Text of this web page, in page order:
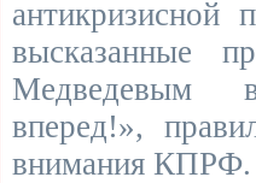
антикризисной
высказанные
Медведевым
вперед!»,
внимания КПРФ.